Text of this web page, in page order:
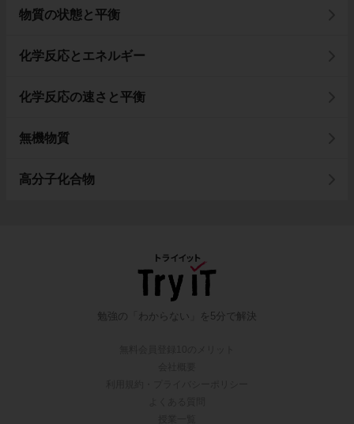
物質の状態と平衡
化学反応とエネルギー
化学反応の速さと平衡
無機物質
高分子化合物
勉強の「わからない」を5分で解決